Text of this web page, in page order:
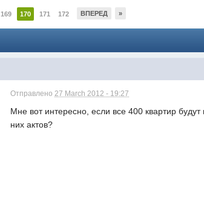
169 170 171 172 ВПЕРЕД »
Отправлено27 March 2012 - 19:27
Мне вот интересно, если все 400 квартир
них актов?